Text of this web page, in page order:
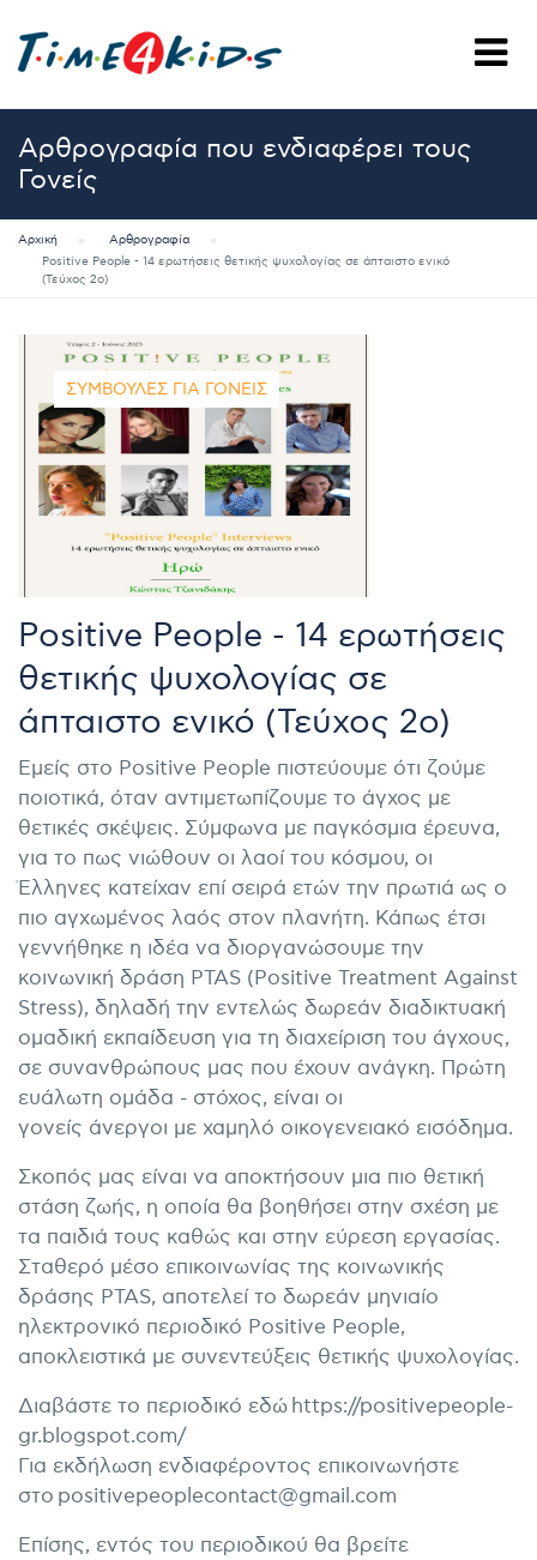
Αρθρογραφία που ενδιαφέρει τους
Γονείς
Αρχική
Αρθρογραφία
Positive People - 14 ερωτήσεις θετικής ψυχολογίας σε άπταιστο ενικό
(Τεύχος 2ο)
ΣΥΜΒΟΥΛΈΣ ΓΙΑ ΓΟΝΕΊΣ
Positive People - 14 ερωτήσεις
θετικής ψυχολογίας σε
άπταιστο ενικό (Τεύχος 2ο)
Εμείς στο Positive People πιστεύουμε ότι ζούμε
ποιοτικά, όταν αντιμετωπίζουμε το άγχος με
θετικές σκέψεις. Σύμφωνα με παγκόσμια έρευνα,
για το πως νιώθουν οι λαοί του κόσμου, οι
Έλληνες κατείχαν επί σειρά ετών την πρωτιά ως ο
πιο αγχωμένος λαός στον πλανήτη. Κάπως έτσι
γεννήθηκε η ιδέα να διοργανώσουμε την
κοινωνική δράση PTAS (Positive Treatment Against
Stress), δηλαδή την εντελώς δωρεάν διαδικτυακή
ομαδική εκπαίδευση για τη διαχείριση του άγχους,
σε συνανθρώπους μας που έχουν ανάγκη. Πρώτη
ευάλωτη ομάδα - στόχος, είναι οι
γονείς άνεργοι με χαμηλό οικογενειακό εισόδημα.
Σκοπός μας είναι να αποκτήσουν μια πιο θετική
στάση ζωής, η οποία θα βοηθήσει στην σχέση με
τα παιδιά τους καθώς και στην εύρεση εργασίας.
Σταθερό μέσο επικοινωνίας της κοινωνικής
δράσης PTAS, αποτελεί το δωρεάν μηνιαίο
ηλεκτρονικό περιοδικό Positive People,
αποκλειστικά με συνεντεύξεις θετικής ψυχολογίας.
Διαβάστε το περιοδικό εδώ https://positivepeople-
gr.blogspot.com/
Για εκδήλωση ενδιαφέροντος επικοινωνήστε
στο positivepeoplecontact@gmail.com
Επίσης, εντός του περιοδικού θα βρείτε